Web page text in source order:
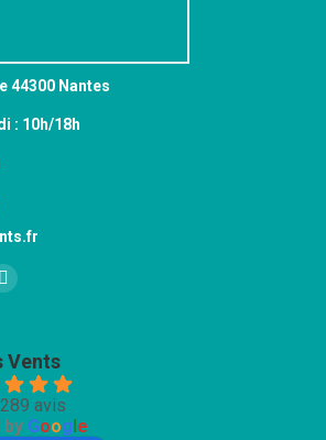
44300 Nantes
: 10h/18h
Instagram
in
new
window
Vents
avis
by Google